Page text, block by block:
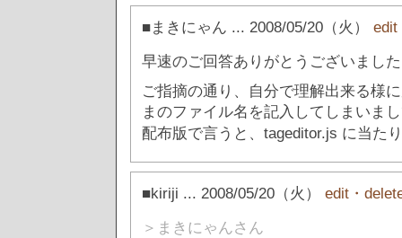
■まきにゃん ... 2008/05/20（火） edit
早速のご回答ありがとうございまし
ご指摘の通り、自分で理解出来る様
まのファイル名を記入してしまいま
配布版で言うと、tageditor.js に当た
■kiriji ... 2008/05/20（火） edit・
＞まきにゃんさん